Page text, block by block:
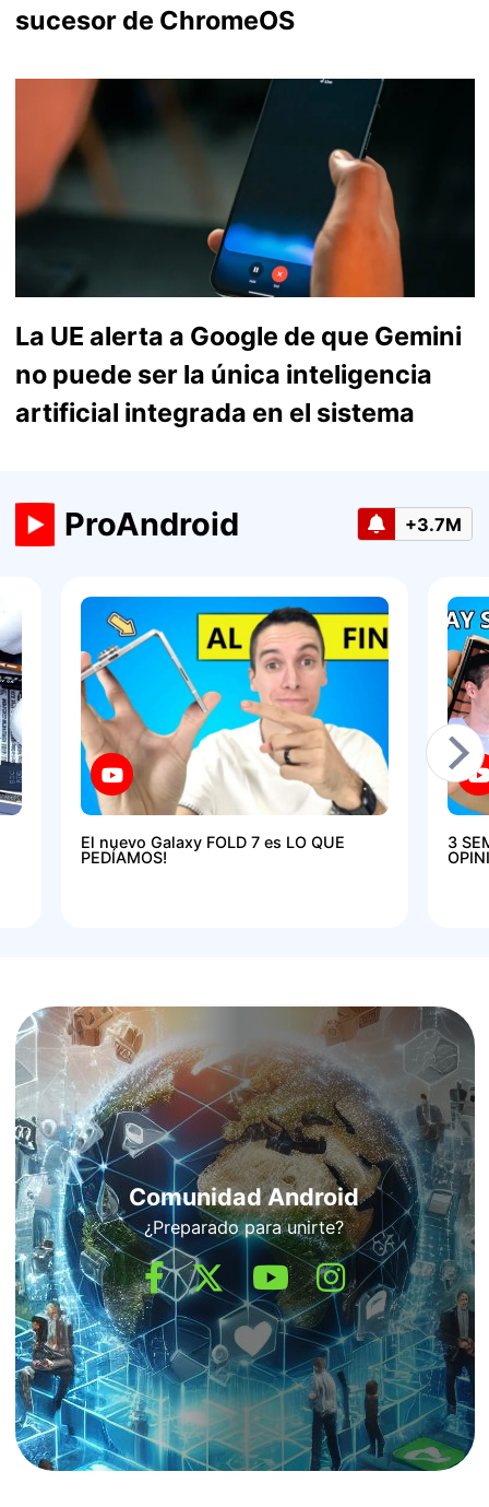
sucesor de ChromeOS
La UE alerta a Google de que Gemini
no puede ser la única inteligencia
artificial integrada en el sistema
ProAndroid +3.7M
El nuevo Galaxy FOLD 7 es LO QUE
PEDÍAMOS!
3
Comunidad Android
¿Preparado para unirte?